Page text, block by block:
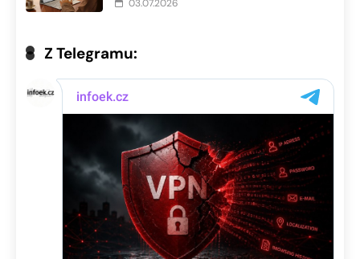
03.07.2026
Z Telegramu: